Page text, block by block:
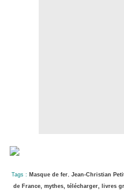
Tags : Masque de fer, Jean-Christian
de France, mythes, télécharger, livres